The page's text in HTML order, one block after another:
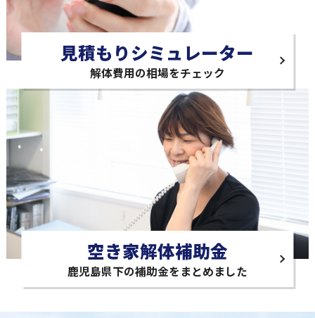
見積もりシミュレーター
解体費用の相場をチェック
空き家解体補助金
鹿児島県下の補助金をまとめました